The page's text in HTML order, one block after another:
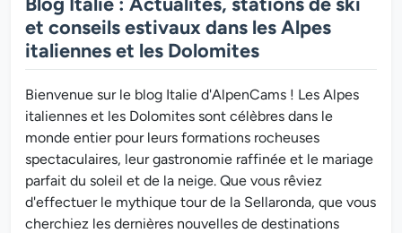
et conseils estivaux dans les Alpes
italiennes et les Dolomites
Bienvenue sur le blog Italie d'AlpenCams ! Les Alpes
italiennes et les Dolomites sont célèbres dans le
monde entier pour leurs formations rocheuses
spectaculaires, leur gastronomie raffinée et le mariage
parfait du soleil et de la neige. Que vous rêviez
d'effectuer le mythique tour de la Sellaronda, que vous
cherchiez les dernières nouvelles de destinations